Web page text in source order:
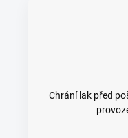
Chrání lak před